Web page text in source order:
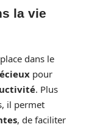
la vie
dans le
pour
. Plus
il permet
, de faciliter